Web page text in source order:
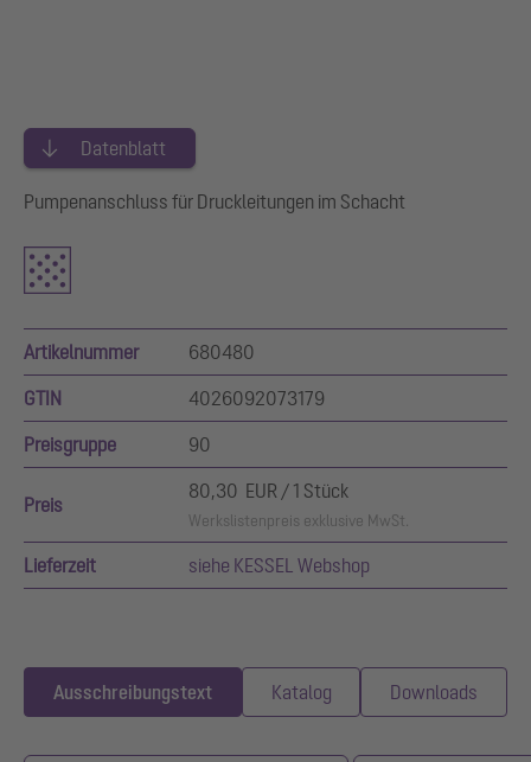
Datenblatt
Pumpenanschluss für Druckleitungen im Schacht
Artikelnummer 680480
GTIN 4026092073179
Preisgruppe 90
Preis
80,30 EUR / 1 Stück
Werkslistenpreis exklusive MwSt.
Lieferzeit siehe KESSEL Webshop
Ausschreibungstext Katalog Downloads